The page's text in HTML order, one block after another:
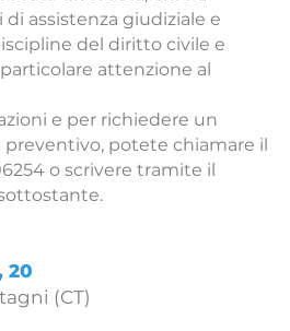
assistenza giudiziale e
del diritto civile e
attenzione al
e per richiedere un
potete chiamare il
o scrivere tramite il
20
(CT)